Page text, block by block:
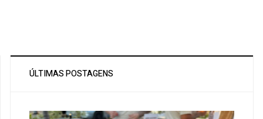
ÚLTIMAS POSTAGENS